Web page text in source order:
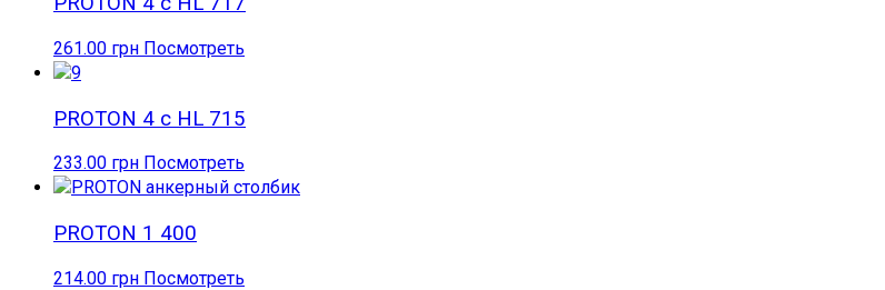
261.00 грн Посмотреть
PROTON 4 с HL 715
233.00 грн Посмотреть
PROTON 1 400
214.00 грн Посмотреть